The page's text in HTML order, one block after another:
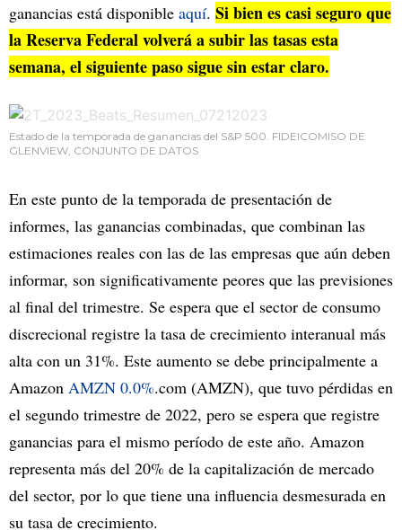
ganancias está disponible aquí. Si bien es casi seguro que
la Reserva Federal volverá a subir las tasas esta
semana, el siguiente paso sigue sin estar claro.
Estado de la temporada de ganancias del S&P 500. FIDEICOMISO DE
GLENVIEW, CONJUNTO DE DATOS
En este punto de la temporada de presentación de
informes, las ganancias combinadas, que combinan las
estimaciones reales con las de las empresas que aún deben
informar, son significativamente peores que las previsiones
al final del trimestre. Se espera que el sector de consumo
discrecional registre la tasa de crecimiento interanual más
alta con un 31%. Este aumento se debe principalmente a
Amazon AMZN 0.0%.com (AMZN), que tuvo pérdidas en
el segundo trimestre de 2022, pero se espera que registre
ganancias para el mismo período de este año. Amazon
representa más del 20% de la capitalización de mercado
del sector, por lo que tiene una influencia desmesurada en
su tasa de crecimiento.